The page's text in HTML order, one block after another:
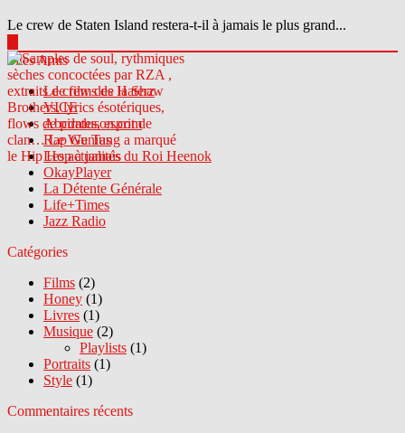
Le crew de Staten Island restera-t-il à jamais le plus grand...
Sites Amis
Le crew des Haterz
VICE
Abcdrduson.com
Rap Genius
Les actualités du Roi Heenok
OkayPlayer
La Détente Générale
Life+Times
Jazz Radio
Catégories
Films (2)
Honey (1)
Livres (1)
Musique (2)
Playlists (1)
Portraits (1)
Style (1)
Commentaires récents